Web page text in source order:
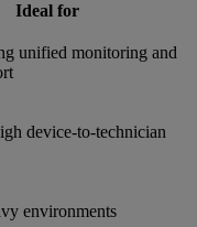
Ideal for
unified monitoring and
device-to-technician
environments